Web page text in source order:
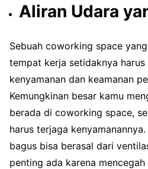
Aliran Udara
Sebuah coworking space
tempat kerja setidaknya harus
kenyamanan dan keamanan
Kemungkinan besar kamu
berada di coworking space,
harus terjaga
bagus bisa berasal dari
penting ada karena